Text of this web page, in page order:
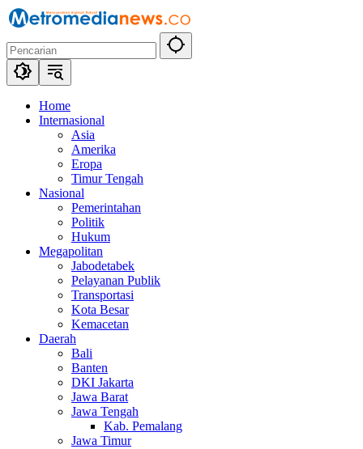
Langsung
ke
konten
Home
Internasional
Asia
Amerika
Eropa
Timur Tengah
Nasional
Pemerintahan
Politik
Hukum
Megapolitan
Jabodetabek
Pelayanan Publik
Transportasi
Kota Besar
Kemacetan
Daerah
Bali
Banten
DKI Jakarta
Jawa Barat
Jawa Tengah
Kab. Pemalang
Jawa Timur